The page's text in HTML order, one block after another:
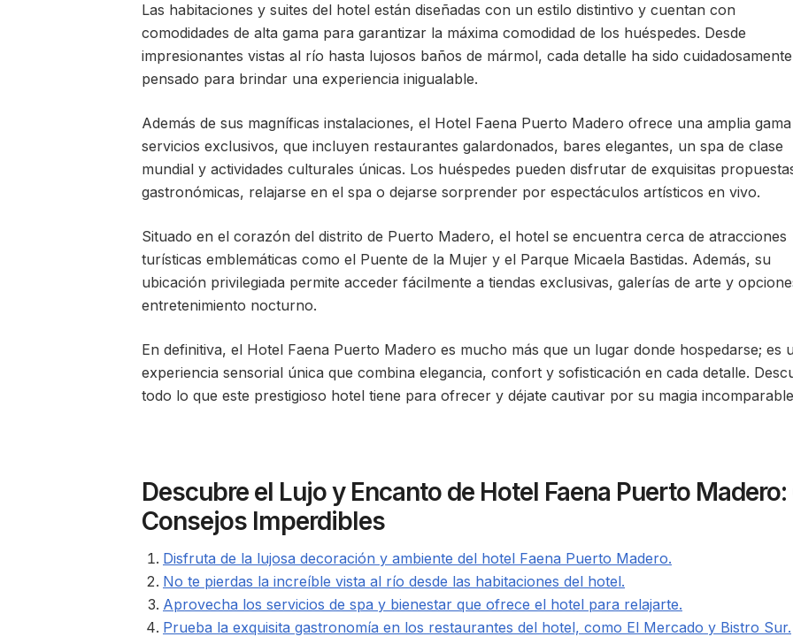
Las habitaciones y suites del hotel están diseñadas con un estilo distintivo y cuentan con
comodidades de alta gama para garantizar la máxima comodidad de los huéspedes. Desde
impresionantes vistas al río hasta lujosos baños de mármol, cada detalle ha sido cuidadosamente
pensado para brindar una experiencia inigualable.
Además de sus magníficas instalaciones, el Hotel Faena Puerto Madero ofrece una amplia gama
servicios exclusivos, que incluyen restaurantes galardonados, bares elegantes, un spa de clase
mundial y actividades culturales únicas. Los huéspedes pueden disfrutar de exquisitas
gastronómicas, relajarse en el spa o dejarse sorprender por espectáculos artísticos en vivo.
Situado en el corazón del distrito de Puerto Madero, el hotel se encuentra cerca de atracciones
turísticas emblemáticas como el Puente de la Mujer y el Parque Micaela Bastidas. Además, su
ubicación privilegiada permite acceder fácilmente a tiendas exclusivas, galerías de arte y
entretenimiento nocturno.
En definitiva, el Hotel Faena Puerto Madero es mucho más que un lugar donde hospedarse; es
experiencia sensorial única que combina elegancia, confort y sofisticación en cada detalle.
todo lo que este prestigioso hotel tiene para ofrecer y déjate cautivar por su magia
Descubre el Lujo y Encanto de Hotel Faena Puerto Madero:
Consejos Imperdibles
Disfruta de la lujosa decoración y ambiente del hotel Faena Puerto Madero.
No te pierdas la increíble vista al río desde las habitaciones del hotel.
Aprovecha los servicios de spa y bienestar que ofrece el hotel para relajarte.
Prueba la exquisita gastronomía en los restaurantes del hotel, como El Mercado y Bistro Sur.